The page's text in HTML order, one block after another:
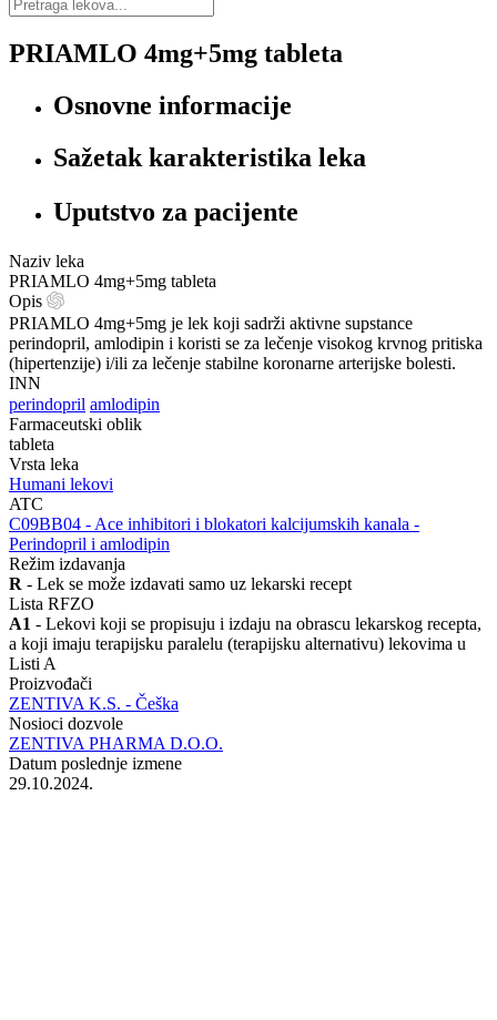
PRIAMLO 4mg+5mg tableta
Osnovne informacije
Sažetak karakteristika leka
Uputstvo za pacijente
Naziv leka
PRIAMLO 4mg+5mg tableta
Opis
PRIAMLO 4mg+5mg je lek koji sadrži aktivne supstance
perindopril, amlodipin i koristi se za lečenje visokog krvnog pritiska
(hipertenzije) i/ili za lečenje stabilne koronarne arterijske bolesti.
INN
perindopril amlodipin
Farmaceutski oblik
tableta
Vrsta leka
Humani lekovi
ATC
‍C09BB04 - Ace inhibitori i blokatori kalcijumskih kanala -
Perindopril i amlodipin
Režim izdavanja
R - Lek se može izdavati samo uz lekarski recept
Lista RFZO
A1 - Lekovi koji se propisuju i izdaju na obrascu lekarskog recepta,
a koji imaju terapijsku paralelu (terapijsku alternativu) lekovima u
Listi A
Proizvođači
ZENTIVA K.S. - Češka
Nosioci dozvole
ZENTIVA PHARMA D.O.O.
Datum poslednje izmene
29.10.2024.